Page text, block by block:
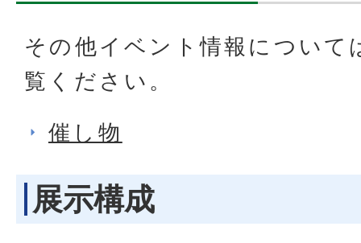
その他イベント情報について
覧ください。
催し物
展示構成